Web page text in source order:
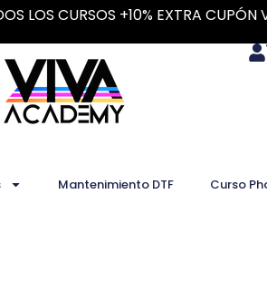
LOS CURSOS +10% EXTRA CUPÓN
Mantenimiento DTF Curso